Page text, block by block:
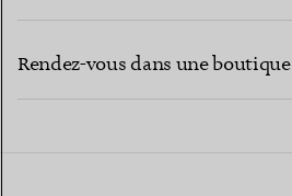
Rendez-vous dans une boutique